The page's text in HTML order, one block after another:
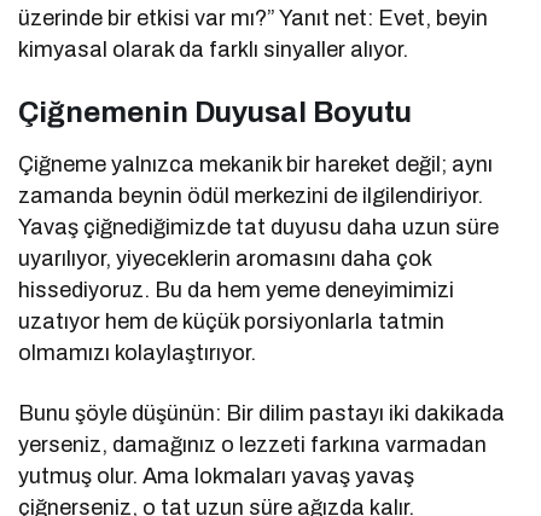
üzerinde bir etkisi var mı?” Yanıt net: Evet, beyin
kimyasal olarak da farklı sinyaller alıyor.
Çiğnemenin Duyusal Boyutu
Çiğneme yalnızca mekanik bir hareket değil; aynı
zamanda beynin ödül merkezini de ilgilendiriyor.
Yavaş çiğnediğimizde tat duyusu daha uzun süre
uyarılıyor, yiyeceklerin aromasını daha çok
hissediyoruz. Bu da hem yeme deneyimimizi
uzatıyor hem de küçük porsiyonlarla tatmin
olmamızı kolaylaştırıyor.
Bunu şöyle düşünün: Bir dilim pastayı iki dakikada
yerseniz, damağınız o lezzeti farkına varmadan
yutmuş olur. Ama lokmaları yavaş yavaş
çiğnerseniz, o tat uzun süre ağızda kalır.